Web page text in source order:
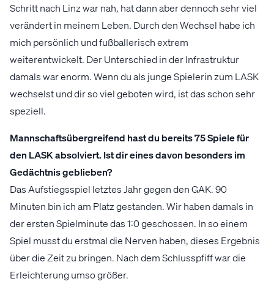
Schritt nach Linz war nah, hat dann aber dennoch sehr viel
verändert in meinem Leben. Durch den Wechsel habe ich
mich persönlich und fußballerisch extrem
weiterentwickelt. Der Unterschied in der Infrastruktur
damals war enorm. Wenn du als junge Spielerin zum LASK
wechselst und dir so viel geboten wird, ist das schon sehr
speziell.
Mannschaftsübergreifend hast du bereits 75 Spiele für
den LASK absolviert. Ist dir eines davon besonders im
Gedächtnis geblieben?
Das Aufstiegsspiel letztes Jahr gegen den GAK. 90
Minuten bin ich am Platz gestanden. Wir haben damals in
der ersten Spielminute das 1:0 geschossen. In so einem
Spiel musst du erstmal die Nerven haben, dieses Ergebnis
über die Zeit zu bringen. Nach dem Schlusspfiff war die
Erleichterung umso größer.